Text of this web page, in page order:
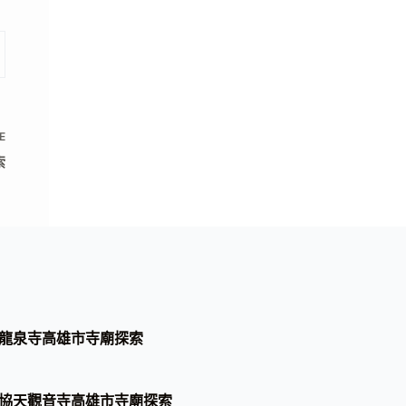
泉寺高雄市寺廟探索
天觀音寺高雄市寺廟探索